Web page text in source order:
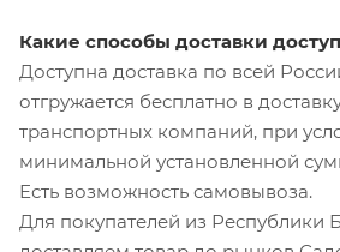
Какие способы доставки
Доступна доставка по всей
отгружается бесплатно в
транспортных компаний, при
минимальной установленной
Есть возможность самовывоза.
Для покупателей из Республики